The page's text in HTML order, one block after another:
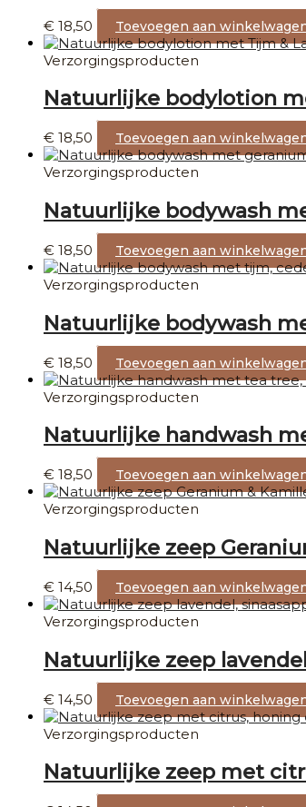
€ 18,50 Toevoegen aan
Verzorgingsproducten
Natuurlijke bodylotion
€ 18,50 Toevoegen aan
Verzorgingsproducten
Natuurlijke bodywash
€ 18,50 Toevoegen aan
Verzorgingsproducten
Natuurlijke bodywash
€ 18,50 Toevoegen aan
Verzorgingsproducten
Natuurlijke handwash
€ 18,50 Toevoegen aan
Verzorgingsproducten
Natuurlijke zeep
€ 14,50 Toevoegen aan
Verzorgingsproducten
Natuurlijke zeep
€ 14,50 Toevoegen aan
Verzorgingsproducten
Natuurlijke zeep met